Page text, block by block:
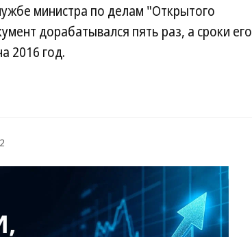
министра по делам "Открытого
дорабатывался пять раз, а сроки его
2016 год.